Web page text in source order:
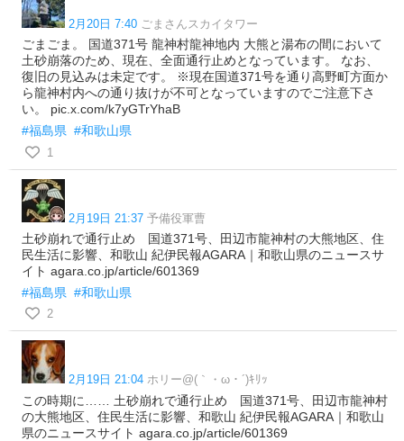
2月20日 7:40 ごまさんスカイタワー
ごまごま。 国道371号 龍神村龍神地内 大熊と湯布の間において
土砂崩落のため、現在、全面通行止めとなっています。 なお、
復旧の見込みは未定です。 ※現在国道371号を通り高野町方面か
ら龍神村内への通り抜けが不可となっていますのでご注意下さ
い。 pic.x.com/k7yGTrYhaB
#福島県 #和歌山県
1
2月19日 21:37 予備役軍曹
土砂崩れで通行止め 国道371号、田辺市龍神村の大熊地区、住
民生活に影響、和歌山 紀伊民報AGARA｜和歌山県のニュースサ
イト agara.co.jp/article/601369
#福島県 #和歌山県
2
2月19日 21:04 ホリー@(｀・ω・´)ｷﾘｯ
この時期に…… 土砂崩れで通行止め 国道371号、田辺市龍神村
の大熊地区、住民生活に影響、和歌山 紀伊民報AGARA｜和歌山
県のニュースサイト agara.co.jp/article/601369